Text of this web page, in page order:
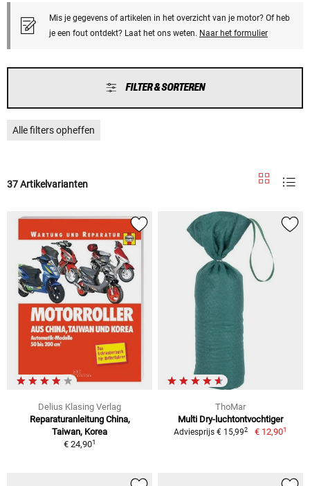
Mis je gegevens of artikelen in het overzicht van je motor? Of heb
je een fout ontdekt? Laat het ons weten. Naar het formulier
FILTER & SORTEREN
Alle filters opheffen
37 Artikelvarianten
Delius Klasing Verlag
Reparaturanleitung China,
Taiwan, Korea
€ 24,901
ThoMar
Multi Dry-luchtontvochtiger
Adviesprijs € 15,992 € 12,901